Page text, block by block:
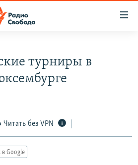
турниры в
Читать без VPN
в Google